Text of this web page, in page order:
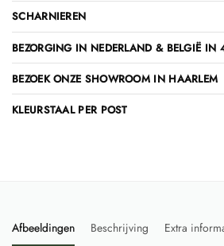
SCHARNIEREN
BEZORGING IN NEDERLAND & BELGIË IN
BEZOEK ONZE SHOWROOM IN HAARLEM
KLEURSTAAL PER POST
Afbeeldingen Beschrijving Extra